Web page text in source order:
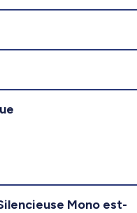
Mono est-